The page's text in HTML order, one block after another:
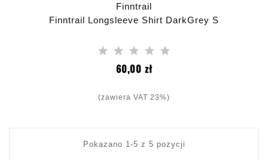
Finntrail
Finntrail Longsleeve Shirt DarkGrey S
60,00 złCena
(zawiera VAT 23%)
Pokazano 1-5 z 5 pozycji